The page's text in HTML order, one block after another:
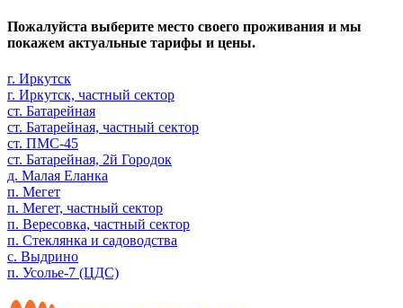
Пожалуйста выберите место своего проживания и мы
покажем актуальные тарифы и цены.
г. Иркутск
г. Иркутск, частный сектор
ст. Батарейная
ст. Батарейная, частный сектор
ст. ПМС-45
ст. Батарейная, 2й Городок
д. Малая Еланка
п. Мегет
п. Мегет, частный сектор
п. Вересовка, частный сектор
п. Стеклянка и садоводства
с. Выдрино
п. Усолье-7 (ЦДС)